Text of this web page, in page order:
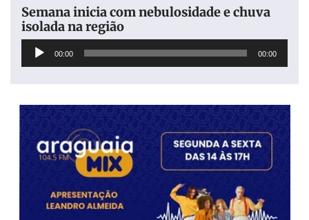
Semana inicia com nebulosidade e chuva
isolada na região
Tocador
00:00 00:00